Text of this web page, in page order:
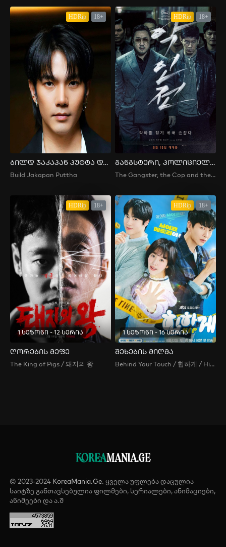
HDRip 18+
ბილდ ჯაკაპან პუტტა და მისი სკანდალი
Build Jakapan Puttha
HDRip 18+
განგსტერი, პოლიციელი, ეშმაკი
The Gangster, the Cop and the Devil , 악인전
HDRip 18+
1 სეზონი - 12 სერია
ღორების მეფე
The King of Pigs / 돼지의 왕
HDRip 18+
1 სეზონი - 16 სერია
შეხების მიღმა
Behind Your Touch / 힙하게 / Hip , Hibhage , 힙(HIP)하게
KOREAMANIA.GE
© 2023-2024 KoreaMania.Ge. ყველა უფლება დაცულია
საიტზე განთავსებულია ფილმები, სერიალები, ანიმაციები,
ანიმეები და ა.შ